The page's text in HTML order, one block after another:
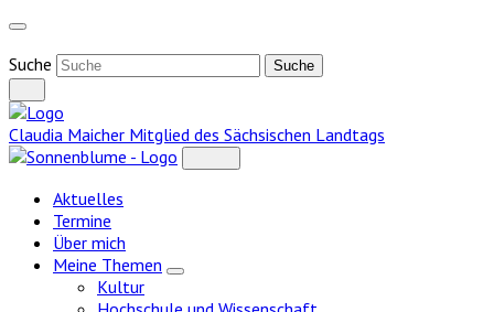
Weiter
Inhalt
Suche
Claudia Maicher Mitglied des Sächsischen Landtags
Aktuelles
Termine
Über mich
Meine Themen
Zeige
Kultur